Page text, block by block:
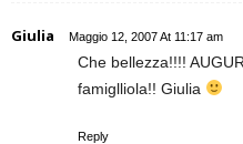
Giulia Maggio 12, 2007 At 11:17 am
Che bellezza!!!!
famiglliola!! Giulia
Reply